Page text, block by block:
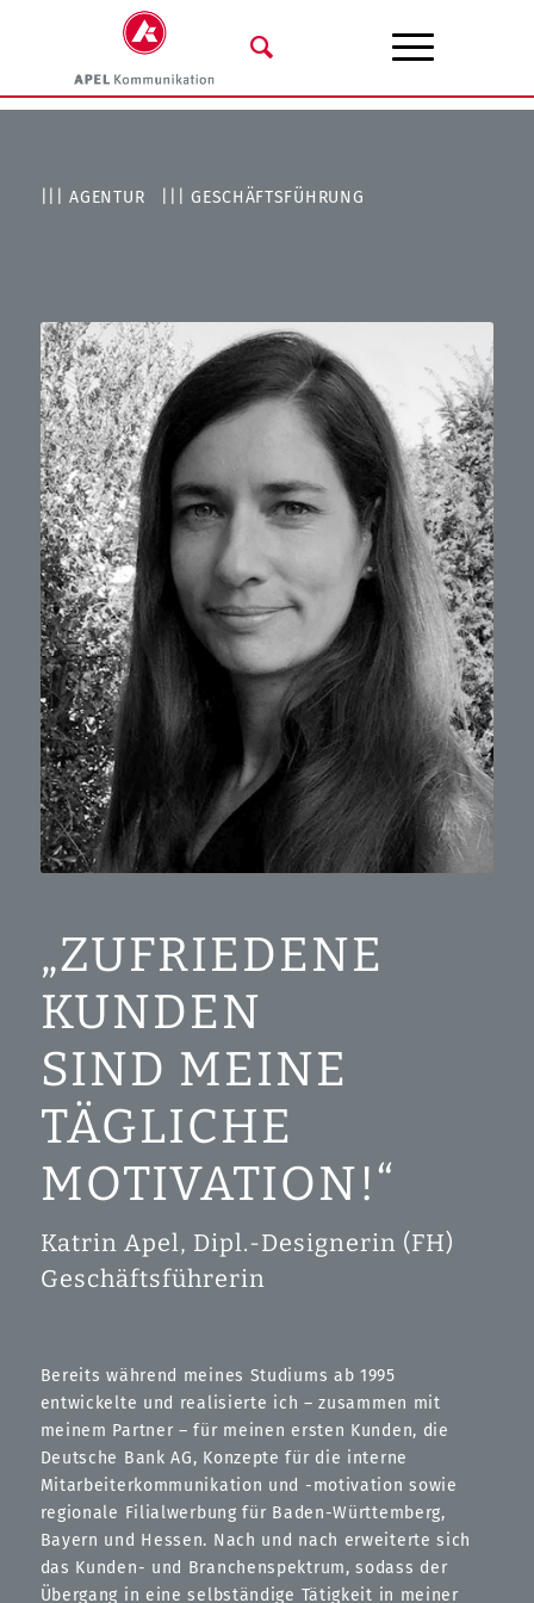
||| AGENTUR ||| GESCHÄFTSFÜHRUNG
„ZUFRIEDENE
KUNDEN
SIND MEINE
TÄGLICHE
MOTIVATION!“
Katrin Apel, Dipl.-Designerin (FH)
Geschäftsführerin
Bereits während meines Studiums ab 1995
entwickelte und realisierte ich – zusammen mit
meinem Partner – für meinen ersten Kunden, die
Deutsche Bank AG, Konzepte für die interne
Mitarbeiterkommunikation und -motivation sowie
regionale Filialwerbung für Baden-Württemberg,
Bayern und Hessen. Nach und nach erweiterte sich
das Kunden- und Branchenspektrum, sodass der
Übergang in eine selbständige Tätigkeit in meiner